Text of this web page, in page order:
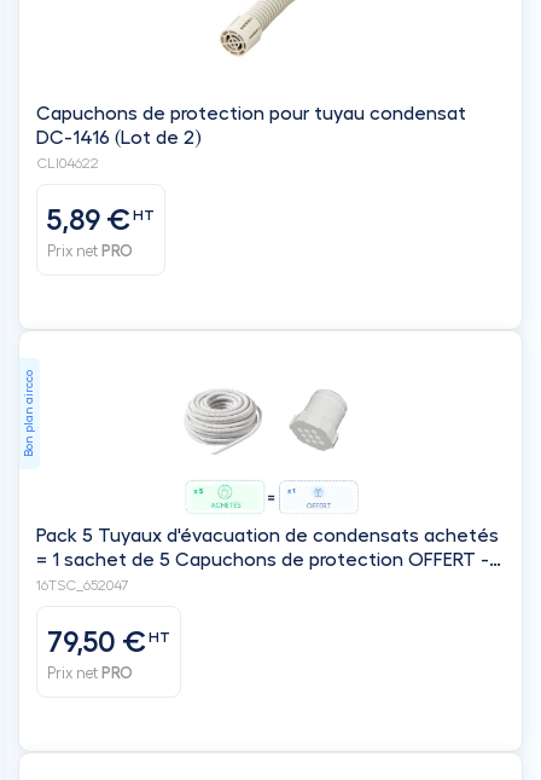
Capuchons de protection pour tuyau condensat
DC-1416 (Lot de 2)
CLI04622
5,89 €HT
Prix net PRO
Bon plan aircco
Pack 5 Tuyaux d'évacuation de condensats achetés
= 1 sachet de 5 Capuchons de protection OFFERT -
IMPERIALE
16TSC_652047
79,50 €HT
Prix net PRO